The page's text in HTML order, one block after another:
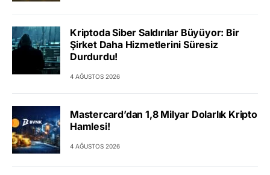
Kriptoda Siber Saldırılar Büyüyor: Bir
Şirket Daha Hizmetlerini Süresiz
Durdurdu!
4 AĞUSTOS 2026
Mastercard’dan 1,8 Milyar Dolarlık Kripto
Hamlesi!
4 AĞUSTOS 2026